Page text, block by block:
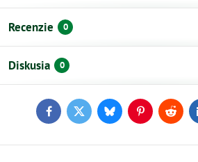
Recenzie 0
Diskusia 0
FacebookTwitterBlueskyPinterestReddit